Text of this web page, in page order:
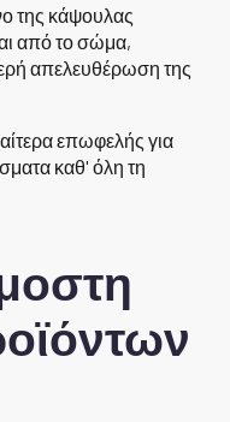
της κάψουλας
από το σώμα,
απελευθέρωση της
επωφελής για
καθ' όλη τη